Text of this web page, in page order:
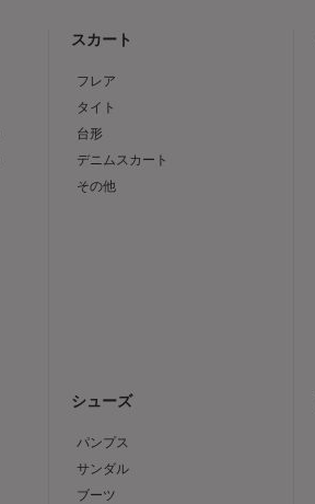
スカート
フレア
タイト
台形
デニムスカート
その他
シューズ
パンプス
サンダル
ブーツ